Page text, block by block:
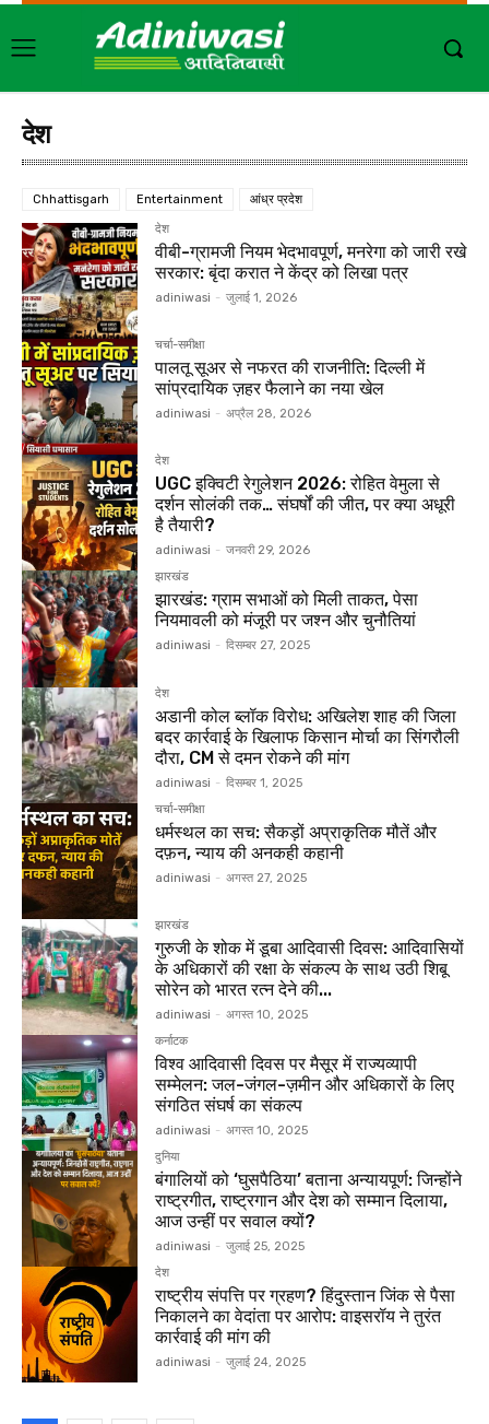
देश
Chhattisgarh Entertainment आंध्र प्रदेश
देश
वीबी-ग्रामजी नियम भेदभावपूर्ण, मनरेगा को जारी रखे
सरकार: बृंदा करात ने केंद्र को लिखा पत्र
adiniwasi - जुलाई 1, 2026
चर्चा-समीक्षा
पालतू सूअर से नफरत की राजनीति: दिल्ली में
सांप्रदायिक ज़हर फैलाने का नया खेल
adiniwasi - अप्रैल 28, 2026
देश
UGC इक्विटी रेगुलेशन 2026: रोहित वेमुला से
दर्शन सोलंकी तक… संघर्षों की जीत, पर क्या अधूरी
है तैयारी?
adiniwasi - जनवरी 29, 2026
झारखंड
झारखंड: ग्राम सभाओं को मिली ताकत, पेसा
नियमावली को मंजूरी पर जश्न और चुनौतियां
adiniwasi - दिसम्बर 27, 2025
देश
अडानी कोल ब्लॉक विरोध: अखिलेश शाह की जिला
बदर कार्रवाई के खिलाफ किसान मोर्चा का सिंगरौली
दौरा, CM से दमन रोकने की मांग
adiniwasi - दिसम्बर 1, 2025
चर्चा-समीक्षा
धर्मस्थल का सच: सैकड़ों अप्राकृतिक मौतें और
दफ़न, न्याय की अनकही कहानी
adiniwasi - अगस्त 27, 2025
झारखंड
गुरुजी के शोक में डूबा आदिवासी दिवस: आदिवासियों
के अधिकारों की रक्षा के संकल्प के साथ उठी शिबू
सोरेन को भारत रत्न देने की...
adiniwasi - अगस्त 10, 2025
कर्नाटक
विश्व आदिवासी दिवस पर मैसूर में राज्यव्यापी
सम्मेलन: जल-जंगल-ज़मीन और अधिकारों के लिए
संगठित संघर्ष का संकल्प
adiniwasi - अगस्त 10, 2025
दुनिया
बंगालियों को ‘घुसपैठिया’ बताना अन्यायपूर्ण: जिन्होंने
राष्ट्रगीत, राष्ट्रगान और देश को सम्मान दिलाया,
आज उन्हीं पर सवाल क्यों?
adiniwasi - जुलाई 25, 2025
देश
राष्ट्रीय संपत्ति पर ग्रहण? हिंदुस्तान जिंक से पैसा
निकालने का वेदांता पर आरोप: वाइसरॉय ने तुरंत
कार्रवाई की मांग की
adiniwasi - जुलाई 24, 2025